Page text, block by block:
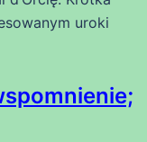
uroki